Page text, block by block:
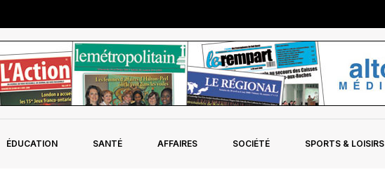
ÉDUCATION SANTÉ AFFAIRES SOCIÉTÉ SPORTS & LOISIRS